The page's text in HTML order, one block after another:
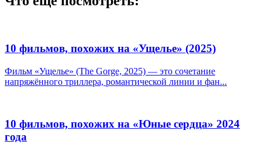
10 фильмов, похожих на «Ущелье» (2025)
Фильм «Ущелье» (The Gorge, 2025) — это сочетание
напряжённого триллера, романтической линии и фан...
10 фильмов, похожих на «Юные сердца» 2024
года